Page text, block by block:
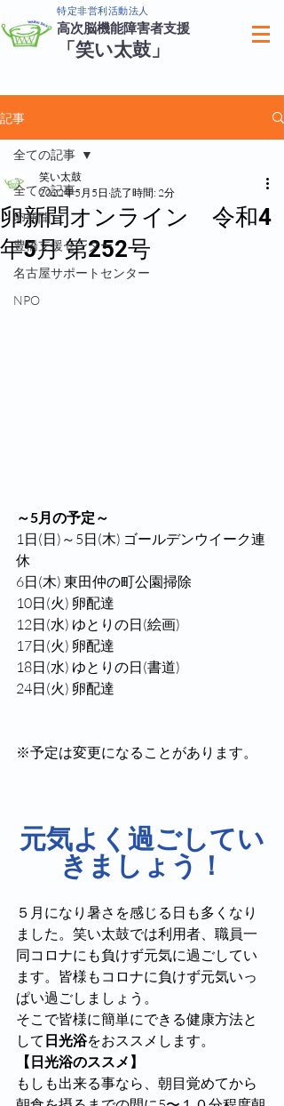
特定非営利活動法人
高次脳機能障害者支援
「笑い太鼓」
記事
全ての記事
卵新聞
豊橋支援センター
名古屋サポートセンター
NPO
全ての記事
卵新聞オンライン 令和4
年5月 第252号
笑い太鼓
2022年5月5日 読了時間: 2分
～5月の予定～
1日(日)～5日(木) ゴールデンウイーク連
休
6日(木) 東田仲の町公園掃除
10日(火) 卵配達
12日(水) ゆとりの日(絵画)
17日(火) 卵配達
18日(水) ゆとりの日(書道)
24日(火) 卵配達
※予定は変更になることがあります。
元気よく過ごしてい
きましょう！
５月になり暑さを感じる日も多くなり
ました。笑い太鼓では利用者、職員一
同コロナにも負けず元気に過ごしてい
ます。皆様もコロナに負けず元気いっ
ぱい過ごしましょう。
そこで皆様に簡単にできる健康方法と
して 日光浴をおススメします。
【日光浴のススメ】
もしも出来る事なら、朝目覚めてから